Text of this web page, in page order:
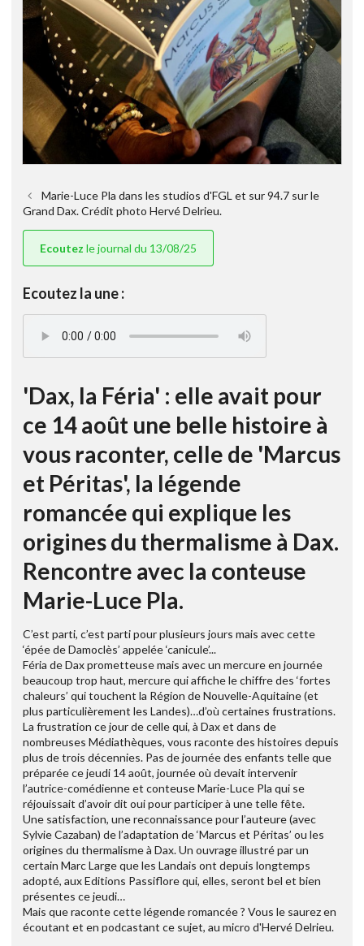
Marie-Luce Pla dans les studios d'FGL et sur 94.7 sur le
Grand Dax. Crédit photo Hervé Delrieu.
Ecoutez le journal du 13/08/25
Ecoutez la une :
'Dax, la Féria' : elle avait pour
ce 14 août une belle histoire à
vous raconter, celle de 'Marcus
et Péritas', la légende
romancée qui explique les
origines du thermalisme à Dax.
Rencontre avec la conteuse
Marie-Luce Pla.
C’est parti, c’est parti pour plusieurs jours mais avec cette
‘épée de Damoclès’ appelée ‘canicule’...
Féria de Dax prometteuse mais avec un mercure en journée
beaucoup trop haut, mercure qui affiche le chiffre des ‘fortes
chaleurs’ qui touchent la Région de Nouvelle-Aquitaine (et
plus particulièrement les Landes)…d’où certaines frustrations.
La frustration ce jour de celle qui, à Dax et dans de
nombreuses Médiathèques, vous raconte des histoires depuis
plus de trois décennies. Pas de journée des enfants telle que
préparée ce jeudi 14 août, journée où devait intervenir
l’autrice-comédienne et conteuse Marie-Luce Pla qui se
réjouissait d’avoir dit oui pour participer à une telle fête.
Une satisfaction, une reconnaissance pour l’auteure (avec
Sylvie Cazaban) de l’adaptation de ‘Marcus et Péritas’ ou les
origines du thermalisme à Dax. Un ouvrage illustré par un
certain Marc Large que les Landais ont depuis longtemps
adopté, aux Editions Passiflore qui, elles, seront bel et bien
présentes ce jeudi…
Mais que raconte cette légende romancée ? Vous le saurez en
écoutant et en podcastant ce sujet, au micro d'Hervé Delrieu.